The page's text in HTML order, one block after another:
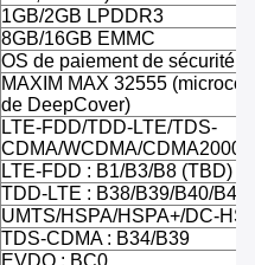
1GB/2GB LPDDR3
8GB/16GB EMMC
OS de paiement de sécurité
MAXIM MAX 32555
de DeepCover)
LTE-FDD/TDD-LTE/TDS-
CDMA/WCDMA/CDMA2000/
LTE-FDD : B1/B3/B8 (TBD)
TDD-LTE : B38/B39/B40/B41
UMTS/HSPA/HSPA+/DC-
TDS-CDMA : B34/B39